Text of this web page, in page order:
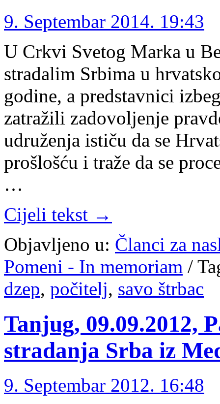
9. Septembar 2014. 19:43
U Crkvi Svetog Marka u
stradalim Srbima u
godine, a predstavnici
zatražili zadovoljenje
udruženja ističu da se
prošlošću i traže da se
…
Cijeli tekst →
Objavljeno u: Članci za
Pomeni - In memoriam /
dzep, počitelj, savo štrbac
Tanjug, 09.09.2012,
stradanja Srba iz
9. Septembar 2012. 16:48